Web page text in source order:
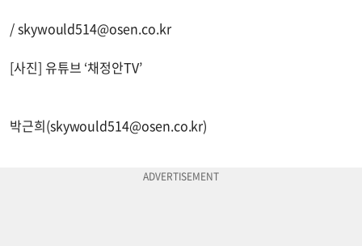
/skywould514@osen.co.kr
[사진] 유튜브 ‘채정안TV’
박근희(skywould514@osen.co.kr)